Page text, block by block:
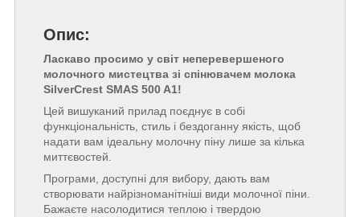
Опис:
Ласкаво просимо у світ неперевершеного
молочного мистецтва зі спінювачем молока
SilverCrest SMAS 500 A1!
Цей вишуканий прилад поєднує в собі
функціональність, стиль і бездоганну якість, щоб
надати вам ідеальну молочну піну лише за кілька
миттєвостей.
Програми, доступні для вибору, дають вам
створювати найрізноманітніші види молочної піни.
Бажаєте насолодитися теплою і твердою